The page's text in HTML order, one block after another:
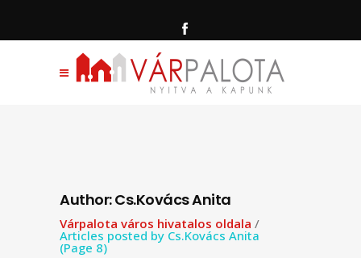
Author: Cs.Kovács Anita
Várpalota város hivatalos oldala /
Articles posted by Cs.Kovács Anita
(Page 8)